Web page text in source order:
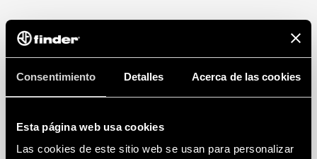
Consentimiento Detalles Acerca de las cookies
Esta página web usa cookies
Las cookies de este sitio web se usan para personalizar